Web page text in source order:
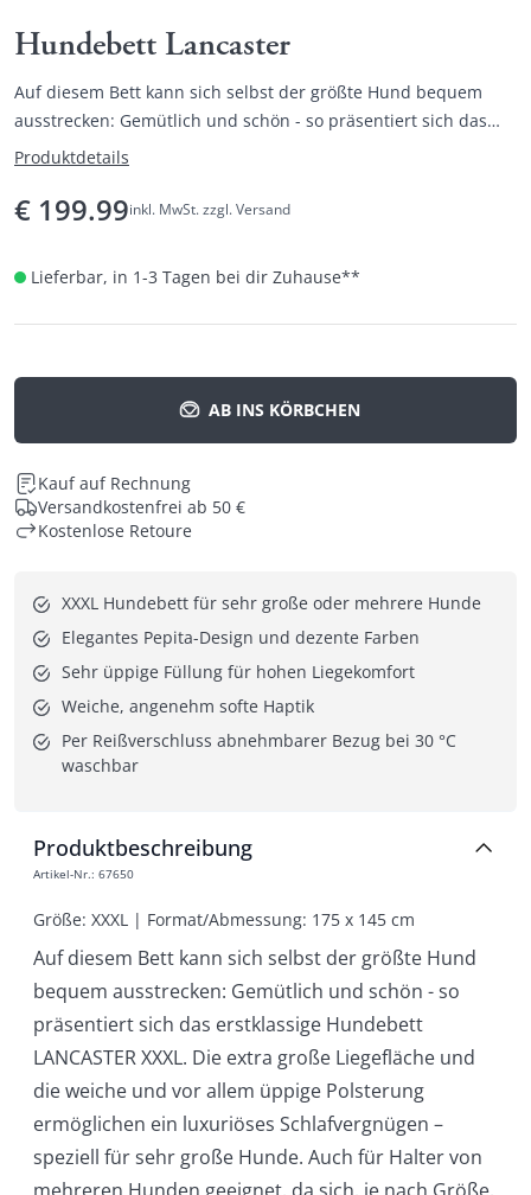
Hundebett Lancaster
Auf diesem Bett kann sich selbst der größte Hund bequem
ausstrecken: Gemütlich und schön - so präsentiert sich das
erstklassige Hundebett LANCASTER XXXL.
Produktdetails
€ 199.99inkl. MwSt. zzgl. Versand
Lieferbar, in 1-3 Tagen bei dir Zuhause**
AB INS KÖRBCHEN
Kauf auf Rechnung
Versandkostenfrei ab 50 €
Kostenlose Retoure
XXXL Hundebett für sehr große oder mehrere Hunde
Elegantes Pepita-Design und dezente Farben
Sehr üppige Füllung für hohen Liegekomfort
Weiche, angenehm softe Haptik
Per Reißverschluss abnehmbarer Bezug bei 30 °C
waschbar
Produktbeschreibung
Artikel-Nr.: 67650
Größe: XXXL | Format/Abmessung: 175 x 145 cm
Auf diesem Bett kann sich selbst der größte Hund
bequem ausstrecken: Gemütlich und schön - so
präsentiert sich das erstklassige Hundebett
LANCASTER XXXL. Die extra große Liegefläche und
die weiche und vor allem üppige Polsterung
ermöglichen ein luxuriöses Schlafvergnügen –
speziell für sehr große Hunde. Auch für Halter von
mehreren Hunden geeignet, da sich, je nach Größe,